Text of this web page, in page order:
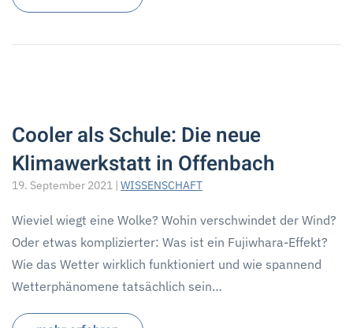
Cooler als Schule: Die neue
Klimawerkstatt in Offenbach
19. September 2021 | WISSENSCHAFT
Wieviel wiegt eine Wolke? Wohin verschwindet der Wind?
Oder etwas komplizierter: Was ist ein Fujiwhara-Effekt?
Wie das Wetter wirklich funktioniert und wie spannend
Wetterphänomene tatsächlich sein…